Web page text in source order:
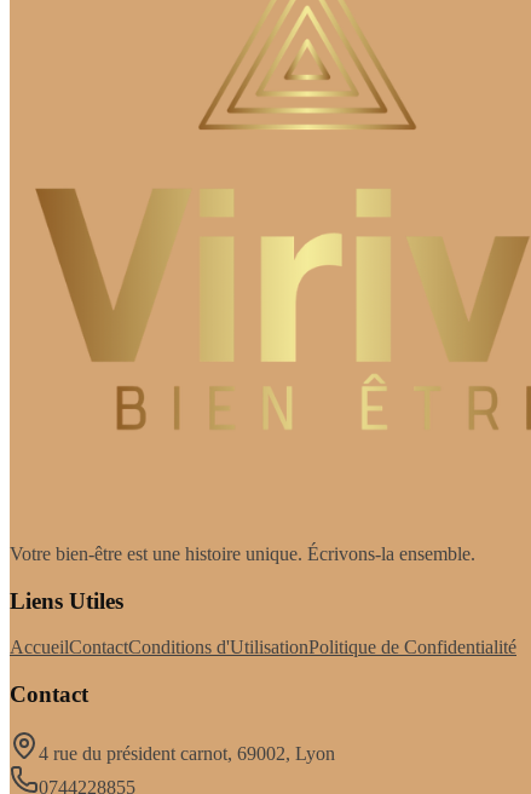
Votre bien-être est une histoire unique. Écrivons-la ensemble.
Liens Utiles
AccueilContactConditions d'UtilisationPolitique de Confidentialité
Contact
4 rue du président carnot, 69002, Lyon
0744228855